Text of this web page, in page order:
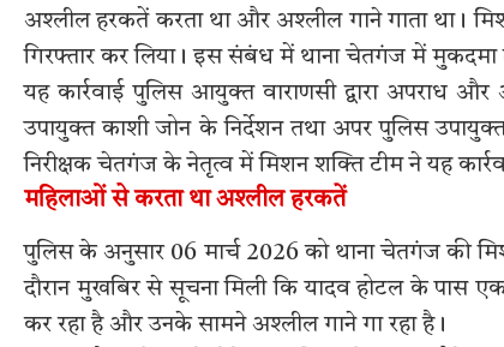
अश्लील हरकतें करता था और अश्लील गाने गाता था।
गिरफ्तार कर लिया। इस संबंध में थाना चेतगंज में मुकदमा
यह कार्रवाई पुलिस आयुक्त वाराणसी द्वारा अपराध
उपायुक्त काशी जोन के निर्देशन तथा अपर पुलिस
निरीक्षक चेतगंज के नेतृत्व में मिशन शक्ति टीम ने यह
महिलाओं से करता था अश्लील हरकतें
पुलिस के अनुसार 06 मार्च 2026 को थाना चेतगंज की
दौरान मुखबिर से सूचना मिली कि यादव होटल के
कर रहा है और उनके सामने अश्लील गाने गा रहा है।